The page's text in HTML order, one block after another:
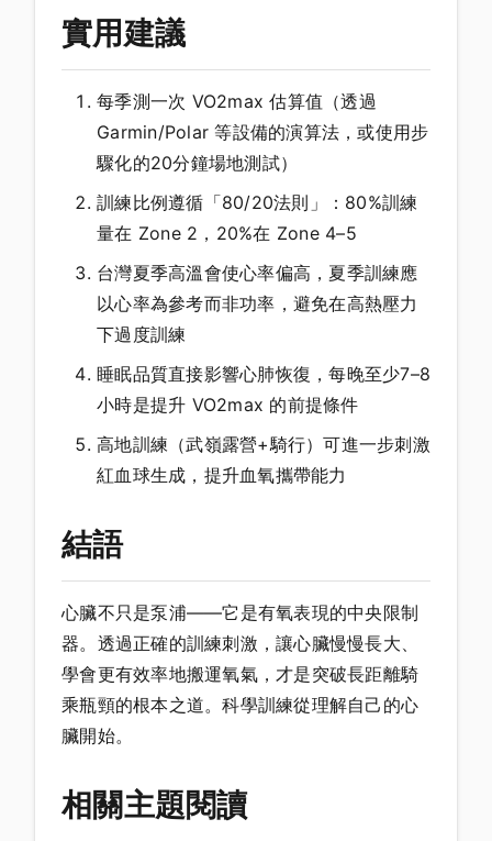
實用建議
每季測一次 VO2max 估算值（透過
Garmin/Polar 等設備的演算法，或使用步
驟化的20分鐘場地測試）
訓練比例遵循「80/20法則」：80%訓練
量在 Zone 2，20%在 Zone 4–5
台灣夏季高溫會使心率偏高，夏季訓練應
以心率為參考而非功率，避免在高熱壓力
下過度訓練
睡眠品質直接影響心肺恢復，每晚至少7–8
小時是提升 VO2max 的前提條件
高地訓練（武嶺露營+騎行）可進一步刺激
紅血球生成，提升血氧攜帶能力
結語
心臟不只是泵浦——它是有氧表現的中央限制
器。透過正確的訓練刺激，讓心臟慢慢長大、
學會更有效率地搬運氧氣，才是突破長距離騎
乘瓶頸的根本之道。科學訓練從理解自己的心
臟開始。
相關主題閱讀